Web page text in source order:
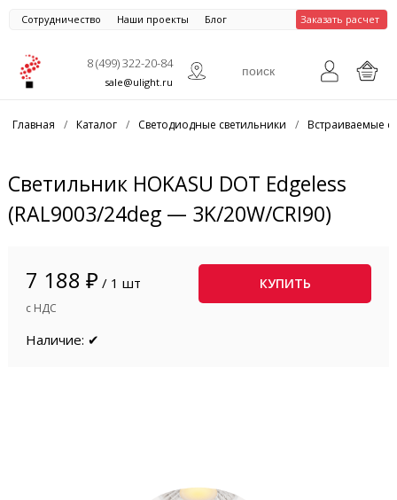
Сотрудничество Наши проекты Блог Заказать расчет
8 (499) 322-20-84
sale@ulight.ru
Главная / Каталог / Светодиодные светильники / Встраиваемые
Светильник HOKASU DOT Edgeless
(RAL9003/24deg — 3K/20W/CRI90)
7 188 ₽ / 1 шт
с НДС
КУПИТЬ
Наличие: ✔